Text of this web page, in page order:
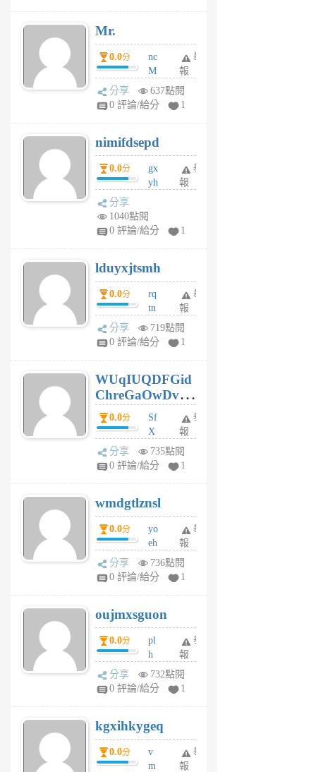
Mr.
0.0分
nc
M
U
F
U
5
個
月
舉
報
分享
637點閱
0 評論/給分
1
nimifdsepd
0.0分
gx
yh
jl
月
前
舉
報
分享
1040點閱
0 評論/給分
1
lduyxjtsmh
0.0分
rq
tn
jt
gl
個
月
前
舉
報
分享
719點閱
0 評論/給分
1
WUqIUQDFGid
ChreGaOwDv
dY0.0分
Sf
X
Pe
Jc
R
P
m
v
A
V
個
月
前
舉
報
分享
735點閱
0 評論/給分
1
wmdgtlznsl
0.0分
yo
eh
ld
gy
個
月
前
舉
報
分享
736點閱
0 評論/給分
1
oujmxsguon
0.0分
pl
h
wi
w
6
個
月
前
舉
報
分享
732點閱
0 評論/給分
1
kgxihkygeq
0.0分
v
m
舉
報